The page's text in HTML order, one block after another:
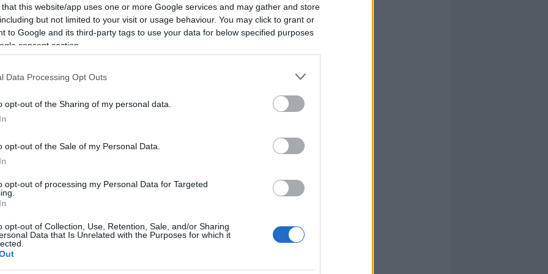
that this website/app uses one or more Google services and may gather and store
but not limited to your visit or usage behaviour. You may click to grant or
to Google and its third-party tags to use your data for below specified purposes
consent section.
Data Processing Opt Outs
opt-out of the Sharing of my personal data.
opt-out of the Sale of my Personal Data.
opt-out of processing my Personal Data for Targeted
opt-out of Collection, Use, Retention, Sale, and/or Sharing
Data that Is Unrelated with the Purposes for which it
Papu Gómez, el rey de las asistencias llega al
enero 2021 Por Jesus Gallo
hasta 2024. El crack argentino llega a LaLiga tras hacer
con el Atalanta en los últimos años y ser uno de los
Comunio: ¿Olaza fuera del Celta? ¿Papu al
enero 2021 PorJesus Gallo |
poco para cerrarse el mercado de invierno y los rumores